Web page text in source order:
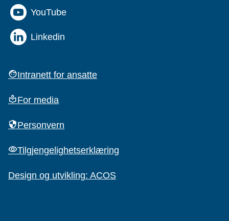
YouTube
Linkedin
Intranett for ansatte
For media
Personvern
Tilgjengelighetserklæring
Design og utvikling: ACOS